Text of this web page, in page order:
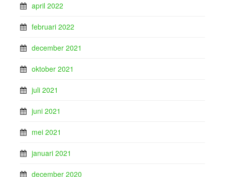
april 2022
februari 2022
december 2021
oktober 2021
juli 2021
juni 2021
mei 2021
januari 2021
december 2020